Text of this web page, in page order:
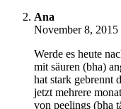
Ana
November 8, 2015
Werde es heute
mit säuren (bha)
hat stark gebrennt
jetzt mehrere
von peelings (bha